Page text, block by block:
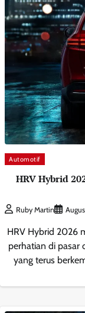
Automotif
HRV Hybrid
Ruby Martin
HRV Hybrid 2026
perhatian di pasar
yang terus